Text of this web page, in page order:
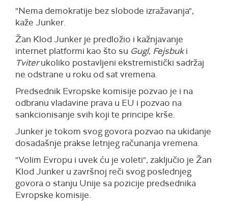
"Nema demokratije bez slobode izražavanja",
kaže Junker.
Žan Klod Junker je predložio i kažnjavanje
internet platformi kao što su Gugl, Fejsbuki
Tviterukoliko postavljeni ekstremistički sadržaj
ne odstrane u roku od sat vremena.
Predsednik Evropske komisije pozvao je i na
odbranu vladavine prava u EU i pozvao na
sankcionisanje svih koji te principe krše.
Junker je tokom svog govora pozvao na ukidanje
dosadašnje prakse letnjeg računanja vremena.
"Volim Evropu i uvek ću je voleti", zaključio je Žan
Klod Junker u završnoj reči svog poslednjeg
govora o stanju Unije sa pozicije predsednika
Evropske komisije.